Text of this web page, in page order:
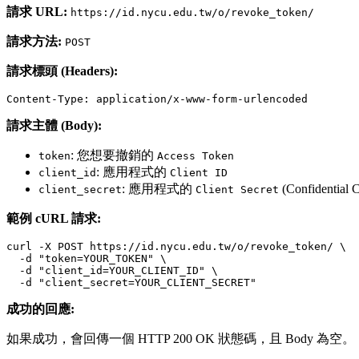
請求 URL: https://id.nycu.edu.tw/o/revoke_token/
請求方法: POST
請求標頭 (Headers):
請求主體 (Body):
token: 您想要撤銷的 Access Token
client_id : 應用程式的 Client ID
client_secret: 應用程式的 Client Secret (Confidential
範例 cURL 請求:
curl -X POST https://id.nycu.edu.tw/o/revoke_token/ \
  -d "token=YOUR_TOKEN" \
  -d "client_id=YOUR_CLIENT_ID" \
成功的回應:
如果成功，會回傳一個 HTTP 200 OK 狀態碼，且 Body 為空。